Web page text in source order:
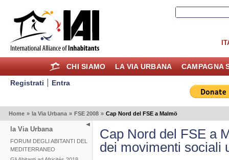
CHI SIAMO LA VIA URBANA CAMPAGNA
Registrati Entra
Home » la Via Urbana » FSE 2008 » Cap Nord del FSE a Malmö
la Via Urbana
FORUM DEGLI ABITANTI DEL
MEDITERRANEO
Cap Nord del FSE a
dei movimenti sociali